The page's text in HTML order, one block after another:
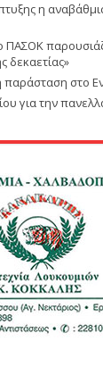
η
ΠΑΣΟΚ
δεκαετίας»
παράσταση στο
για την